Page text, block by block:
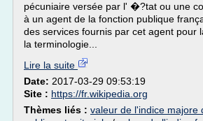
pécuniaire versée par l' �?tat ou une
à un agent de la fonction publique
des services fournis par cet agent pour
la terminologie...
Lire la suite
Date: 2017-03-29 09:53:19
Site : https://fr.wikipedia.org
Thèmes liés : valeur de l'indice majore